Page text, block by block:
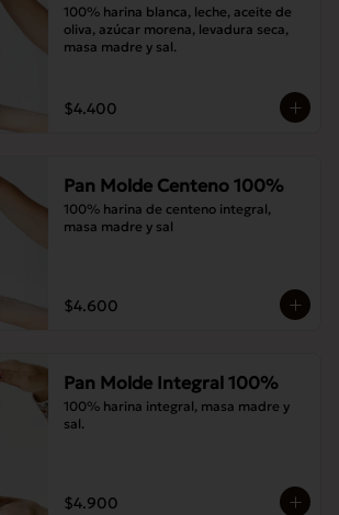
100% harina blanca, leche, aceite de
oliva, azúcar morena, levadura seca,
masa madre y sal.
$4.400
Pan Molde Centeno 100%
100% harina de centeno integral,
masa madre y sal
$4.600
Pan Molde Integral 100%
100% harina integral, masa madre y
sal.
$4.900